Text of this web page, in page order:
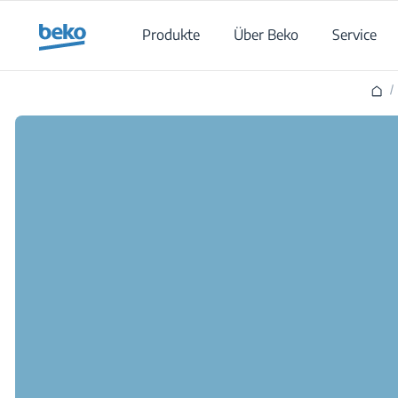
Produkte
Über Beko Service
/